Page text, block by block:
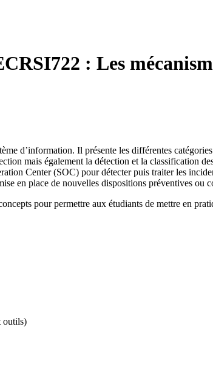
: Les
d’information. Il présente les différentes
mais également la détection et la classification
Center (SOC) pour détecter puis traiter les
en place de nouvelles dispositions préventives ou
pour permettre aux étudiants de mettre en
outils)